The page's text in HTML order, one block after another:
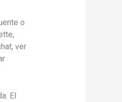
o
ver
El